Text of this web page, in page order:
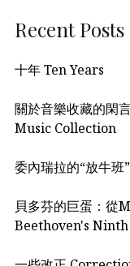
Recent Posts
十年 Ten Years
關於音樂收藏的閑
Music Collection
委內瑞拉的“放牛
貝多芬的巨蛋：從
Beethoven's